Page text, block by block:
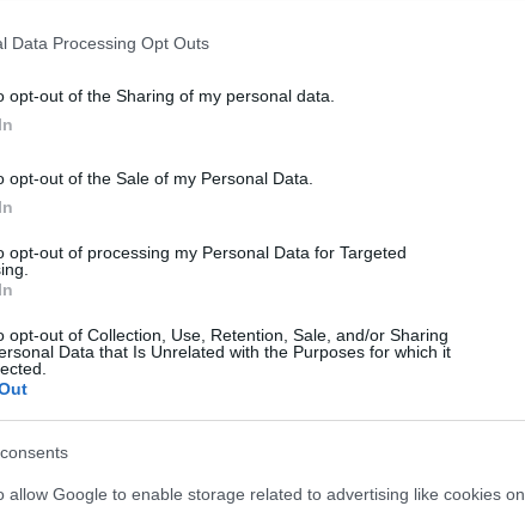
Data Processing Opt Outs
opt-out of the Sharing of my personal data.
opt-out of the Sale of my Personal Data.
opt-out of processing my Personal Data for Targeted
opt-out of Collection, Use, Retention, Sale, and/or Sharing
Data that Is Unrelated with the Purposes for which it
allow Google to enable storage related to advertising like cookies on